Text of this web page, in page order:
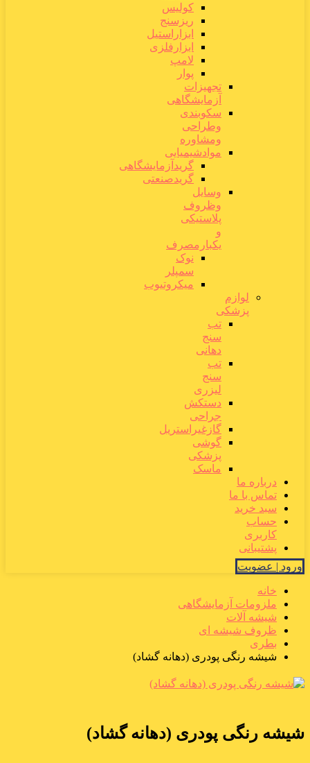
کولیس
ریزسنج
ابزاراستیل
ابزارفلزی
لامپ
پوار
تجهیزات
آزمایشگاهی
سکوبندی
وطراحی
ومشاوره
موادشیمیایی
گریدآزمایشگاهی
گریدصنعتی
وسایل
وظروف
پلاستیکی
و
یکبارمصرف
نوک
سمپلر
میکروتیوب
لوازم
پزشکی
تب
سنج
دهانی
تب
سنج
لیزری
دستکش
جراحی
گازغیراستریل
گوشی
پزشکی
ماسک
درباره ما
تماس با ما
سبد خرید
حساب
کاربری
پشتیبانی
ورود | عضویت
خانه
ملزومات آزمایشگاهی
شیشه آلات
ظروف شیشه ای
بطری
شیشه رنگی پودری (دهانه گشاد)
شیشه رنگی پودری (دهانه گشاد)